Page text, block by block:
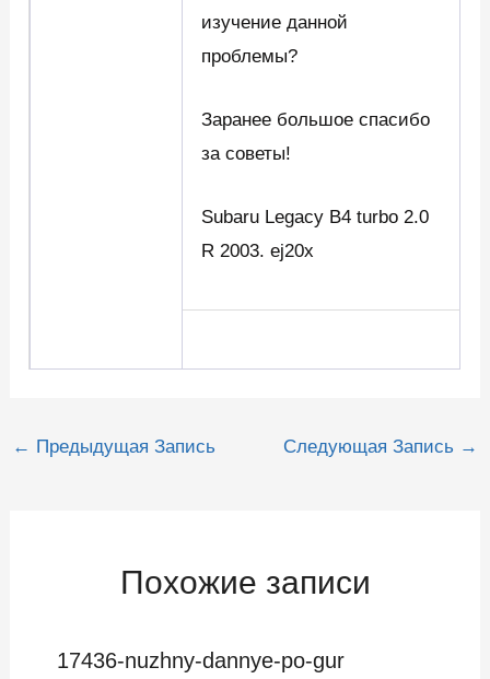
изучение данной
проблемы?
Заранее большое спасибо
за советы!
Subaru Legacy B4 turbo 2.0
R 2003. ej20x
Навигация
← Предыдущая Запись Следующая Запись →
Похожие записи
17436-nuzhny-dannye-po-gur